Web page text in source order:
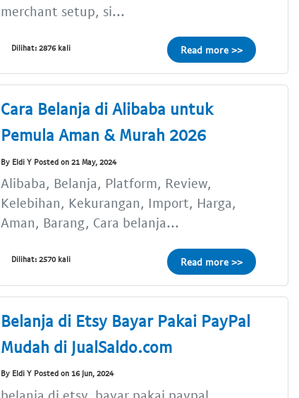
merchant setup, si...
Dilihat: 2876 kali Read more >>
Cara Belanja di Alibaba untuk
Pemula Aman & Murah 2026
By Eldi Y Posted on 21 May, 2024
Alibaba, Belanja, Platform, Review,
Kelebihan, Kekurangan, Import, Harga,
Aman, Barang, Cara belanja...
Dilihat: 2570 kali Read more >>
Belanja di Etsy Bayar Pakai PayPal
Mudah di JualSaldo.com
By Eldi Y Posted on 16 Jun, 2024